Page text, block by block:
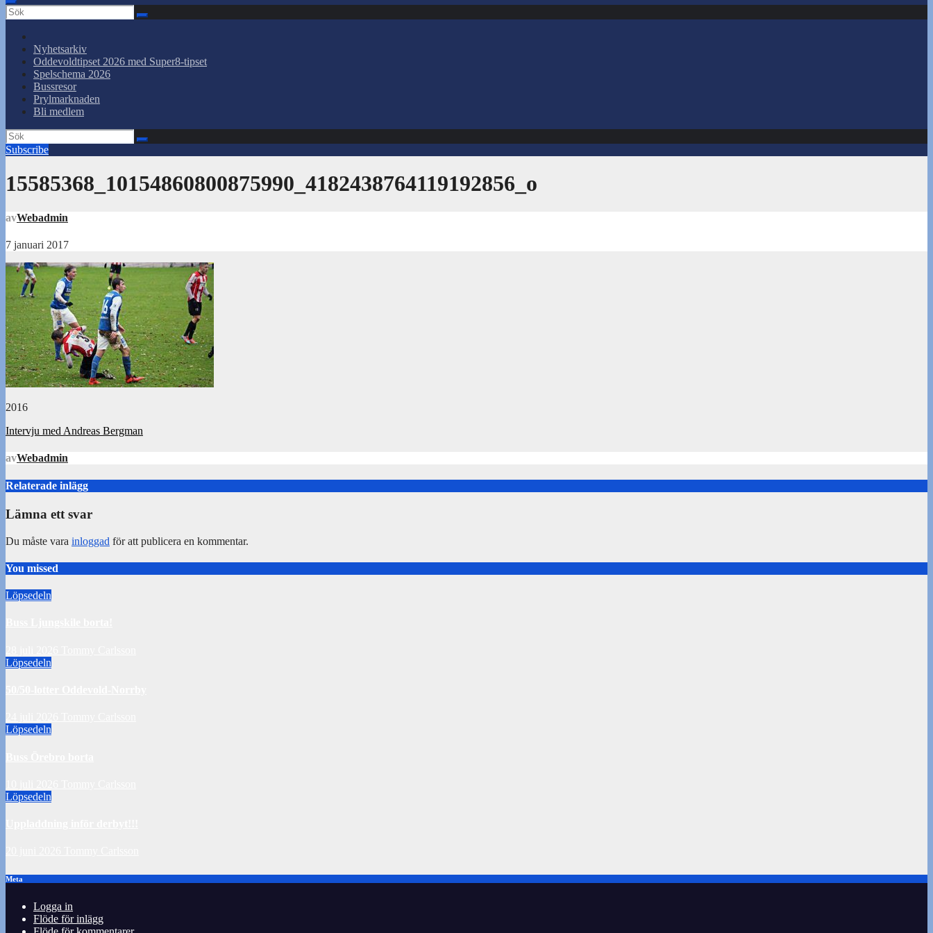
Nyhetsarkiv
Oddevoldtipset 2026 med Super8-tipset
Spelschema 2026
Bussresor
Prylmarknaden
Bli medlem
Subscribe
15585368_10154860800875990_4182438764119192856_o
avWebadmin
7 januari 2017
2016
Inläggsnavigering
Intervju med Andreas Bergman
avWebadmin
Relaterade inlägg
Lämna ett svar
Du måste vara inloggad för att publicera en kommentar.
You missed
Löpsedeln
Löpsedeln
Löpsedeln
Löpsedeln
Meta
Logga in
Flöde för inlägg